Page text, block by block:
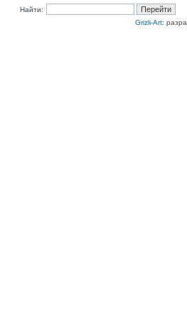
Найти:
Grizli-Art: